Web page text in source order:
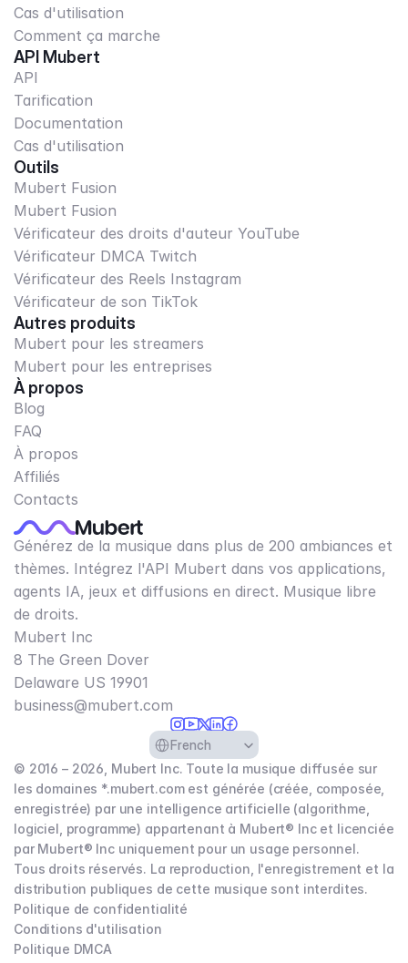
Cas d'utilisation
Comment ça marche
API Mubert
API
Tarification
Documentation
Cas d'utilisation
Outils
Mubert Fusion
Mubert Fusion
Vérificateur des droits d'auteur YouTube
Vérificateur DMCA Twitch
Vérificateur des Reels Instagram
Vérificateur de son TikTok
Autres produits
Mubert pour les streamers
Mubert pour les entreprises
À propos
Blog
FAQ
À propos
Affiliés
Contacts
Générez de la musique dans plus de 200 ambiances et
thèmes. Intégrez l'API Mubert dans vos applications,
agents IA, jeux et diffusions en direct. Musique libre
de droits.
Mubert Inc
8 The Green Dover
Delaware US 19901​
business@mubert.com
Select Language
French
© 2016 – 2026, Mubert Inc. Toute la musique diffusée sur
les domaines *.mubert.com est générée (créée, composée,
enregistrée) par une intelligence artificielle (algorithme,
logiciel, programme) appartenant à Mubert® Inc et licenciée
par Mubert® Inc uniquement pour un usage personnel.
Tous droits réservés. La reproduction, l'enregistrement et la
distribution publiques de cette musique sont interdites.
Politique de confidentialité
Conditions d'utilisation
Politique DMCA